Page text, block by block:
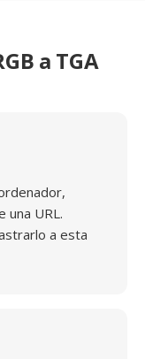
a TGA
una URL.
a esta